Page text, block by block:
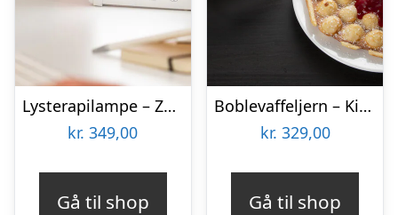
Lysterapilampe – Zenkuru
kr. 349,00
Gå til shop
Boblevaffeljern – KitchPro
kr. 329,00
Gå til shop